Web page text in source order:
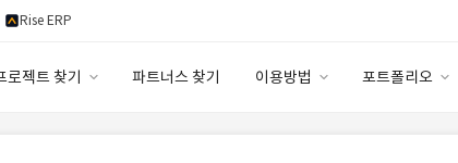
Rise ERP
로젝트 찾기 파트너스 찾기 이용방법 포트폴리오